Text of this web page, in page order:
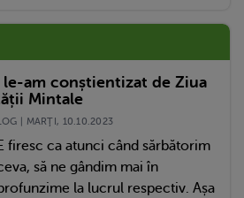
am conștientizat de Ziua
Mintale
| MARŢI, 10.10.2023
E firesc ca atunci când sărbătorim
să ne gândim mai în
la lucrul respectiv. Așa